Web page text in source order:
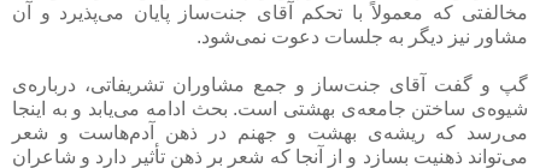
مخالفتی که معمولاً با تحکم آقای جنت‌ساز پایان می‌پذیرد و آن
مشاور نیز دیگر به جلسات دعوت نمی‌شود.
گپ و گفت آقای جنت‌ساز و جمع مشاوران تشریفاتی، درباره‌ی
شیوه‌ی ساختن جامعه‌ی بهشتی است. بحث ادامه می‌یابد و به اینجا
می‌رسد که ریشه‌ی بهشت و جهنم در ذهن آدم‌هاست و شعر
می‌تواند ذهنیت بسازد و از آنجا که شعر بر ذهن تأثیر دارد و شاعران